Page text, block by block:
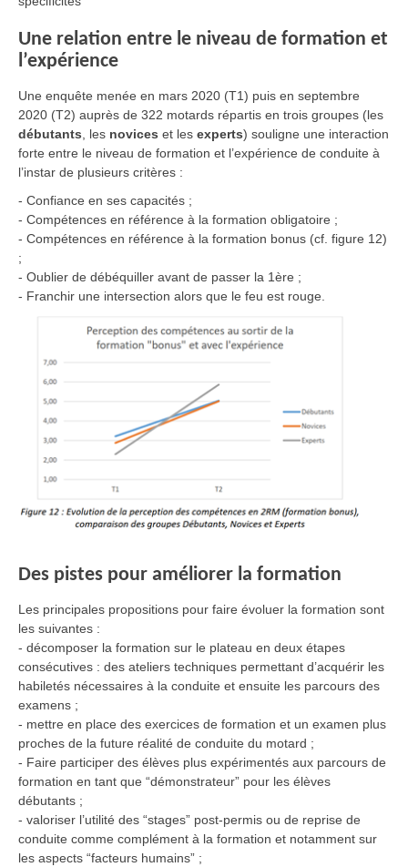
Une relation entre le niveau de formation et
l’expérience
Une enquête menée en mars 2020 (T1) puis en septembre
2020 (T2) auprès de 322 motards répartis en trois groupes (les
débutants , les novices et les experts) souligne une interaction
forte entre le niveau de formation et l’expérience de conduite à
l’instar de plusieurs critères :
- Confiance en ses capacités ;
- Compétences en référence à la formation obligatoire ;
- Compétences en référence à la formation bonus (cf. figure 12)
;
- Oublier de débéquiller avant de passer la 1ère ;
- Franchir une intersection alors que le feu est rouge.
Des pistes pour améliorer la formation
Les principales propositions pour faire évoluer la formation sont
les suivantes :
- décomposer la formation sur le plateau en deux étapes
consécutives : des ateliers techniques permettant d’acquérir les
habiletés nécessaires à la conduite et ensuite les parcours des
examens ;
- mettre en place des exercices de formation et un examen plus
proches de la future réalité de conduite du motard ;
- Faire participer des élèves plus expérimentés aux parcours de
formation en tant que “démonstrateur” pour les élèves
débutants ;
- valoriser l’utilité des “stages” post-permis ou de reprise de
conduite comme complément à la formation et notamment sur
les aspects “facteurs humains” ;